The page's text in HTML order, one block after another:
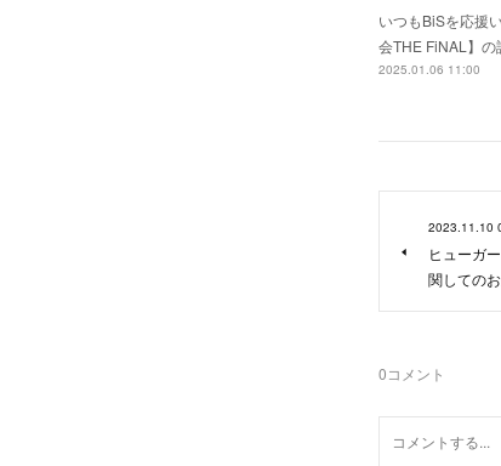
いつもBiSを応援
会THE FiNAL】
2025.01.06 11:00
2023.11.10
ヒューガ
関しての
0コメント